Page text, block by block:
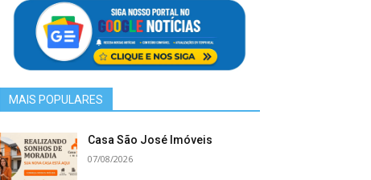
MAIS POPULARES
Casa São José Imóveis
07/08/2026